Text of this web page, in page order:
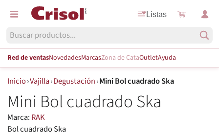
Listas
Red de ventasNovedadesMarcasZona de CataOutletAyuda
Inicio›Vajilla›Degustación›Mini Bol cuadrado Ska
Mini Bol cuadrado Ska
Marca: RAK
Bol cuadrado Ska